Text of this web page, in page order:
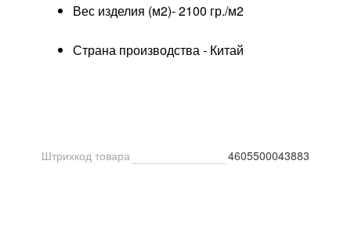
Вес изделия (м2)- 2100 гр./м2
Страна производства - Китай
Штрихкод товара 4605500043883